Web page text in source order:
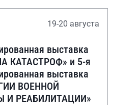
19-20 августа
выставка
КАТАСТРОФ» и 5-я
выставка
ВОЕННОЙ
И РЕАБИЛИТАЦИИ»